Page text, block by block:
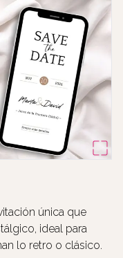
única que
ideal para
lo retro o clásico.